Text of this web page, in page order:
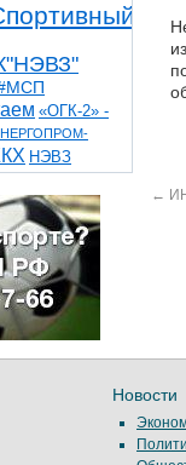
«ОГК-2» -
НЭВЗ
выборы
космос
роща
←
Новости